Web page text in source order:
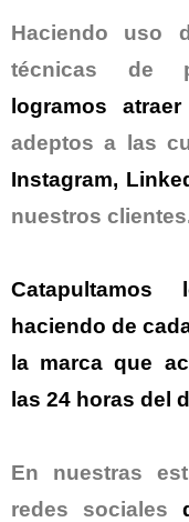
Haciendo uso
técnicas de
logramos atraer
adeptos a las
Instagram,
nuestros
Catapultamos
haciendo de
la marca que
las 24 horas del
En nuestras
redes sociales